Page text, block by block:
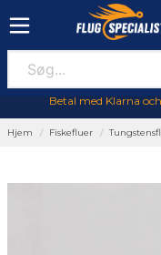
Betal med Klarna
Hjem Fiskefluer